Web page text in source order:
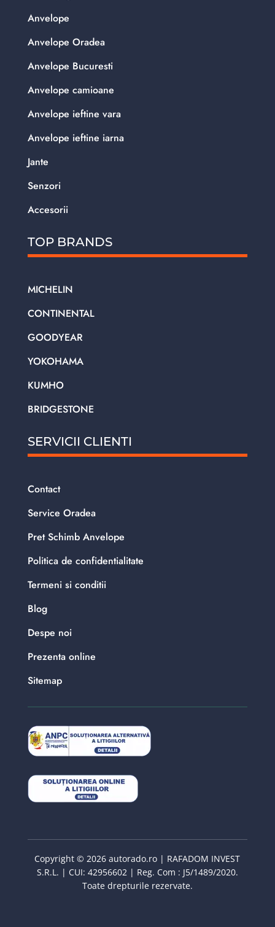
Anvelope
Anvelope Oradea
Anvelope Bucuresti
Anvelope camioane
Anvelope ieftine vara
Anvelope ieftine iarna
Jante
Senzori
Accesorii
TOP BRANDS
MICHELIN
CONTINENTAL
GOODYEAR
YOKOHAMA
KUMHO
BRIDGESTONE
SERVICII CLIENTI
Contact
Service Oradea
Pret Schimb Anvelope
Politica de confidentialitate
Termeni si conditii
Blog
Despe noi
Prezenta online
Sitemap
Copyright © 2026 autorado.ro | RAFADOM INVEST
S.R.L. | CUI: 42956602 | Reg. Com : J5/1489/2020.
Toate drepturile rezervate.